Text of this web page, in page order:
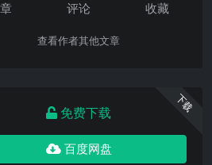
评论 收藏
查看作者其他文章
下载
免费下载
百度网盘